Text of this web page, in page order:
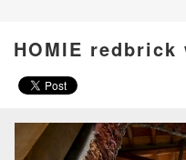
HOMIE redbrick